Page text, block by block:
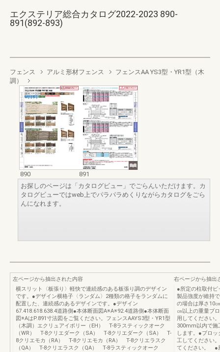
エクステリア総合カタログ2022-2023 890-
891(892-893)
フェンス アルミ形材フェンス
フェンスAA YS3型・YR1型（木
調）
890
891
お探しのページは「カタログビュー」でごらんいただけます。カ
タログビューではweb上でパラパラめくりながらカタログをごら
んになれます。
左ページから抽出された内容
横スリット〈板張り〉軽快で連続感のある板張り調のデザイン
です。●デザイン横格子〈ランダム〉2種類の格子をランダムに
配置した、連続感のあるデザインです。●デザイン
67.418.618.638.4道路側●本体断面図A※A※92.4道路側●本体断面
図※AはP.891寸法図をご覧ください。フェンスAAYS3型・YR1型
（木調）エクリュアイボリー（EH） T-8ラスティックオーク
（WR） T-8クリエダーク（SA） T-8クリエダーク（SA） T-
8クリエモカ（RA） T-8クリエモカ（RA） T-8クリエラスク
（QA） T-8クリエラスク（QA） T-8ラスティックオーク
右ページから抽出
●所定の柱取付ピ
製品強度が維持
の場合は厚さ10
㎝以上の重量ブ
用してください
300mm以内で施
します。●ブロ
工してください
てください。 ●